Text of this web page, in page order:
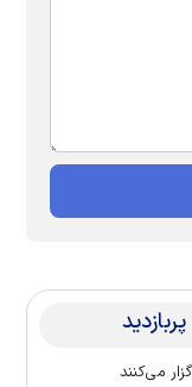
پربازدید
می‌کنند